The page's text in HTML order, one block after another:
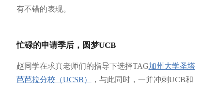
有不错的表现。
忙碌的申请季后，圆梦UCB
赵同学在求真老师们的指导下选择TAG加州大学圣塔
芭芭拉分校（UCSB）
，与此同时，一并冲刺UCB和